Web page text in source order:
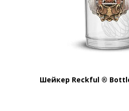
Шейкер Reckful ®